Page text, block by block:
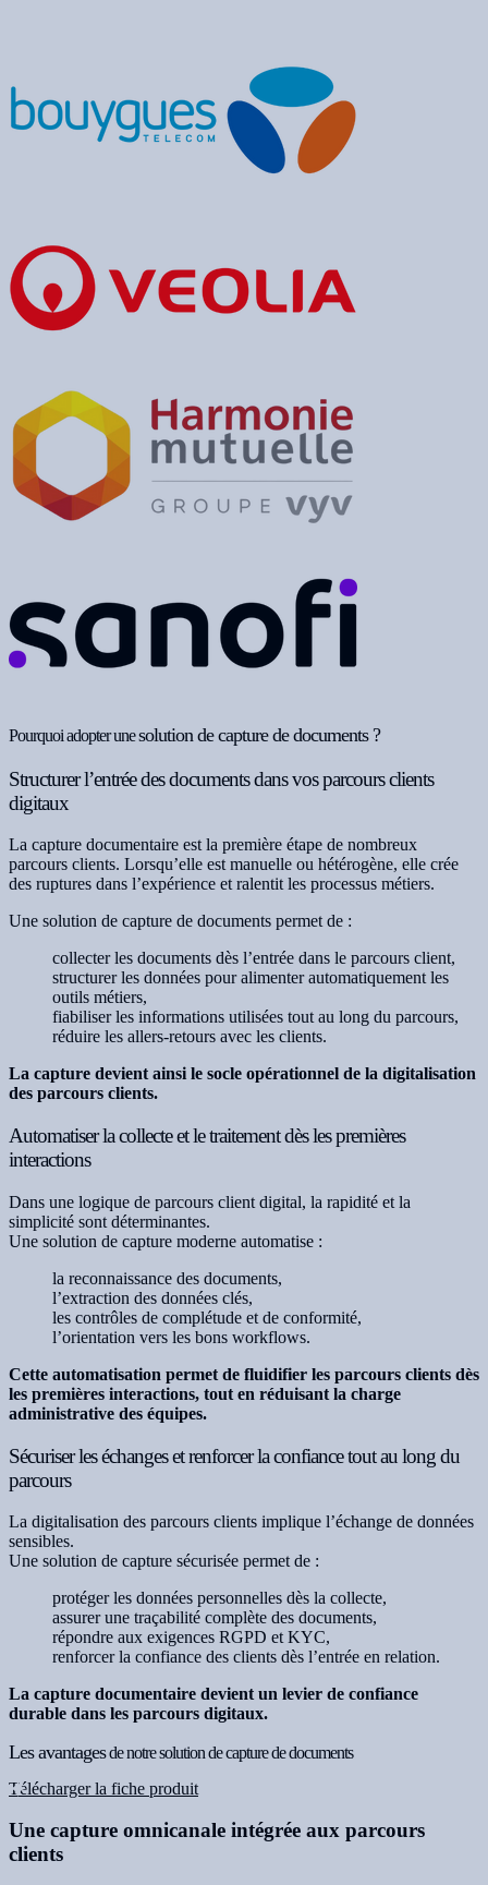
Pourquoi adopter unesolution de capture de documents ?
Structurer l’entrée des documents dans vos parcours clients
digitaux
La capture documentaire est la première étape de nombreux
parcours clients. Lorsqu’elle est manuelle ou hétérogène, elle crée
des ruptures dans l’expérience et ralentit les processus métiers.
Une solution de capture de documents permet de :
collecter les documents dès l’entrée dans le parcours client,
structurer les données pour alimenter automatiquement les
outils métiers,
fiabiliser les informations utilisées tout au long du parcours,
réduire les allers-retours avec les clients.
La capture devient ainsi le socle opérationnel de la digitalisation
des parcours clients.
Automatiser la collecte et le traitement dès les premières
interactions
Dans une logique de parcours client digital, la rapidité et la
simplicité sont déterminantes.
Une solution de capture moderne automatise :
la reconnaissance des documents,
l’extraction des données clés,
les contrôles de complétude et de conformité,
l’orientation vers les bons workflows.
Cette automatisation permet de fluidifier les parcours clients dès
les premières interactions, tout en réduisant la charge
administrative des équipes.
Sécuriser les échanges et renforcer la confiance tout au long du
parcours
La digitalisation des parcours clients implique l’échange de données
sensibles.
Une solution de capture sécurisée permet de :
protéger les données personnelles dès la collecte,
assurer une traçabilité complète des documents,
répondre aux exigences RGPD et KYC,
renforcer la confiance des clients dès l’entrée en relation.
La capture documentaire devient un levier de confiance
durable dans les parcours digitaux.
Les avantagesde notre solution de capture de documents
Télécharger la fiche produit
Une capture omnicanale intégrée aux parcours
clients